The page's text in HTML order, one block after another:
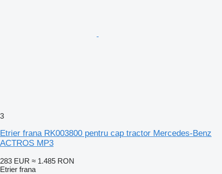
3
Etrier frana RK003800 pentru cap tractor Mercedes-Benz
ACTROS MP3
283 EUR ≈ 1.485 RON
Etrier frana